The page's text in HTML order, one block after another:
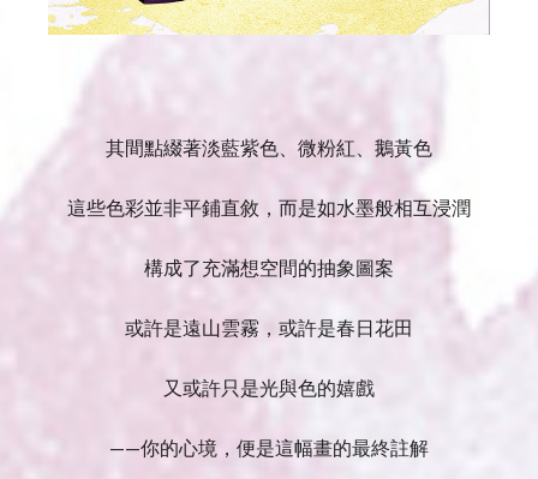
其間點綴著淡藍紫色、微粉紅、鵝黃色
這些色彩並非平鋪直敘，而是如水墨般相互浸潤
構成了充滿想空間的抽象圖案
或許是遠山雲霧，或許是春日花田
又或許只是光與色的嬉​​戲
——你的心境，便是這幅畫的最終註解